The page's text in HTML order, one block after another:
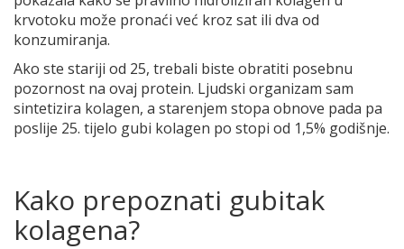
krvotoku može pronaći već kroz sat ili dva od
konzumiranja.
Ako ste stariji od 25, trebali biste obratiti posebnu
pozornost na ovaj protein. Ljudski organizam sam
sintetizira kolagen, a starenjem stopa obnove pada pa
poslije 25. tijelo gubi kolagen po stopi od 1,5% godišnje.
Kako prepoznati gubitak
kolagena?